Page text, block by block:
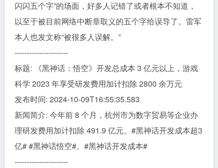
闪闪五个字”的场面，好多人记错了或者根本不知道，
以至于被目前网络中断章取义的五个字给误导了。雷军
本人也发文称“被很多人误解。”
----------------------
标题: 《黑神话：悟空》开发总成本 3 亿元以上，游戏
科学 2023 年享受研发费用加计扣除 2800 余万元
发布时间: 2024-10-09T16:55:35.583
新闻简介: 今年前 8 个月，杭州市为数字贸易等企业办
理研发费用加计扣除 491.9 亿元。#黑神话开发成本超3
亿# #黑神话悟空#。#黑神话开发成本#
----------------------